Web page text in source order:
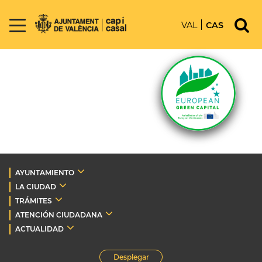
VAL CAS
AYUNTAMIENTO
LA CIUDAD
TRÁMITES
ATENCIÓN CIUDADANA
ACTUALIDAD
Desplegar